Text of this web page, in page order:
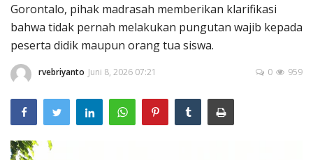
Aplikasi
Pengumuman
Layanan Publik
Whistleblowing System
Tentang Kami
Gorontalo, pihak madrasah memberikan klarifikasi
bahwa tidak pernah melakukan pungutan wajib kepada
peserta didik maupun orang tua siswa.
rvebriyanto Juni 8, 2026 07:21 959
0